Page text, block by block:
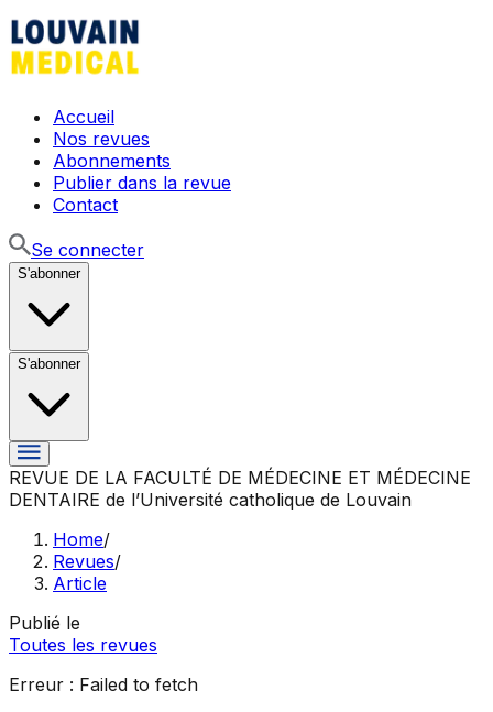
Accueil
Nos revues
Abonnements
Publier dans la revue
Contact
Se connecter
S'abonner
S'abonner
REVUE DE LA FACULTÉ DE MÉDECINE ET MÉDECINE
DENTAIRE de l’Université catholique de Louvain
Home/
Revues/
Article
Publié le
Toutes les revues
Erreur : Failed to fetch